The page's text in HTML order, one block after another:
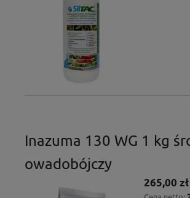
Inazuma 130 WG 1 kg
owadobójczy
265,00 zł